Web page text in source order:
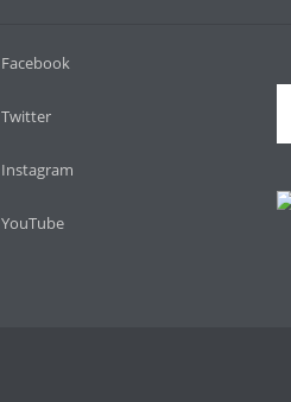
Facebook
Twitter
Instagram
YouTube